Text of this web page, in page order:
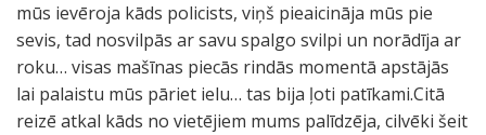
mūs ievēroja kāds policists, viņš pieaicināja mūs pie
sevis, tad nosvilpās ar savu spalgo svilpi un norādīja ar
roku… visas mašīnas piecās rindās momentā apstājās
lai palaistu mūs pāriet ielu… tas bija ļoti patīkami.Citā
reizē atkal kāds no vietējiem mums palīdzēja, cilvēki šeit